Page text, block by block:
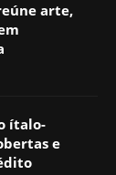
arte,
ítalo-
e